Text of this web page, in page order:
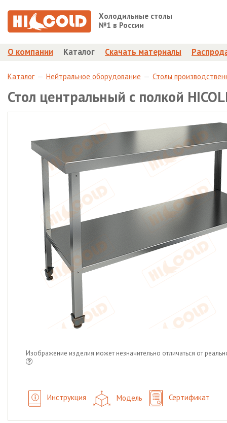
Холодильные столы
№1 в России
О компании Каталог Скачать материалы
Каталог Нейтральное оборудование Столы
Стол центральный с полкой
Изображение изделия может незначительно отличаться от
Инструкция Модель Сертификат